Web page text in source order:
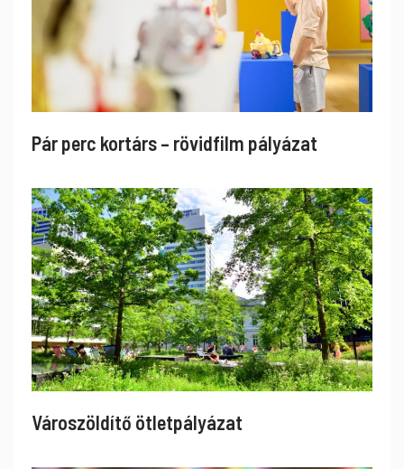
Pár perc kortárs – rövidfilm pályázat
Városzöldítő ötletpályázat